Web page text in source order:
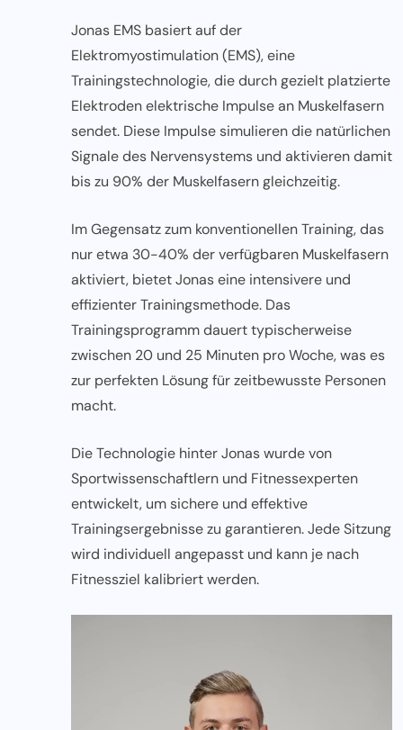
Jonas EMS basiert auf der
Elektromyostimulation (EMS), eine
Trainingstechnologie, die durch gezielt platzierte
Elektroden elektrische Impulse an Muskelfasern
sendet. Diese Impulse simulieren die natürlichen
Signale des Nervensystems und aktivieren damit
bis zu 90% der Muskelfasern gleichzeitig.
Im Gegensatz zum konventionellen Training, das
nur etwa 30-40% der verfügbaren Muskelfasern
aktiviert, bietet Jonas eine intensivere und
effizienter Trainingsmethode. Das
Trainingsprogramm dauert typischerweise
zwischen 20 und 25 Minuten pro Woche, was es
zur perfekten Lösung für zeitbewusste Personen
macht.
Die Technologie hinter Jonas wurde von
Sportwissenschaftlern und Fitnessexperten
entwickelt, um sichere und effektive
Trainingsergebnisse zu garantieren. Jede Sitzung
wird individuell angepasst und kann je nach
Fitnessziel kalibriert werden.